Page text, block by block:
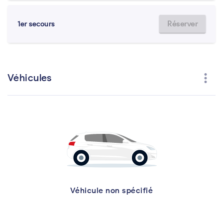
1er secours Réserver
Véhicules more_vert
Véhicule non spécifié